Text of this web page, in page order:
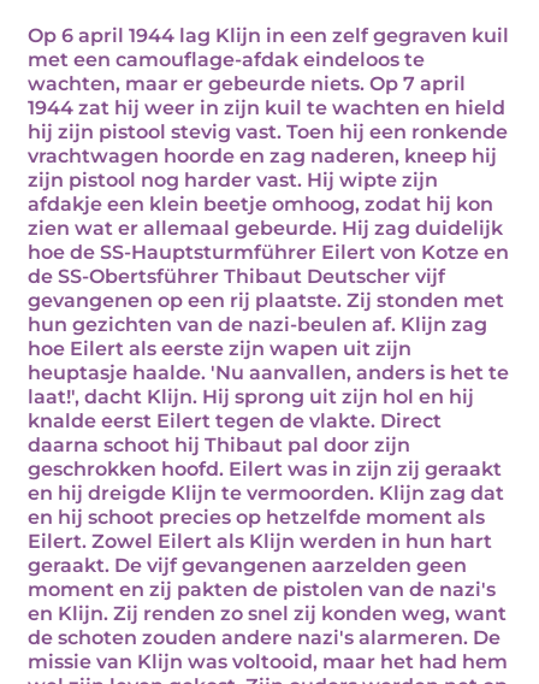
Op 6 april 1944 lag Klijn in een zelf gegraven kuil
met een camouflage-afdak eindeloos te
wachten, maar er gebeurde niets. Op 7 april
1944 zat hij weer in zijn kuil te wachten en hield
hij zijn pistool stevig vast. Toen hij een ronkende
vrachtwagen hoorde en zag naderen, kneep hij
zijn pistool nog harder vast. Hij wipte zijn
afdakje een klein beetje omhoog, zodat hij kon
zien wat er allemaal gebeurde. Hij zag duidelijk
hoe de SS-Hauptsturmführer Eilert von Kotze en
de SS-Obertsführer Thibaut Deutscher vijf
gevangenen op een rij plaatste. Zij stonden met
hun gezichten van de nazi-beulen af. Klijn zag
hoe Eilert als eerste zijn wapen uit zijn
heuptasje haalde. 'Nu aanvallen, anders is het te
laat!', dacht Klijn. Hij sprong uit zijn hol en hij
knalde eerst Eilert tegen de vlakte. Direct
daarna schoot hij Thibaut pal door zijn
geschrokken hoofd. Eilert was in zijn zij geraakt
en hij dreigde Klijn te vermoorden. Klijn zag dat
en hij schoot precies op hetzelfde moment als
Eilert. Zowel Eilert als Klijn werden in hun hart
geraakt. De vijf gevangenen aarzelden geen
moment en zij pakten de pistolen van de nazi's
en Klijn. Zij renden zo snel zij konden weg, want
de schoten zouden andere nazi's alarmeren. De
missie van Klijn was voltooid, maar het had hem